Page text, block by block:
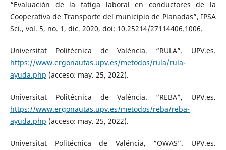
“Evaluación de la fatiga laboral en conductores de la
Cooperativa de Transporte del municipio de Planadas”, IPSA
Sci., vol. 5, no. 1, dic. 2020, doi: 10.25214/27114406.1006.
Universitat Politécnica de Valéncia. “RULA”. UPV.es.
https://www.ergonautas.upv.es/metodos/rula/rula-
ayuda.php (acceso: may. 25, 2022).
Universitat Politécnica de Valéncia. “REBA”, UPV.es.
https://www.ergonautas.upv.es/metodos/reba/reba-
ayuda.php (acceso: may. 25, 2022).
Universitat Politécnica de Valéncia, “OWAS”. UPV.es.